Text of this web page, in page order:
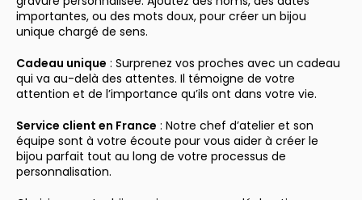
importantes, ou des mots doux, pour créer un bijou
unique chargé de sens.
Cadeau unique : Surprenez vos proches avec un cadeau
qui va au-delà des attentes. Il témoigne de votre
attention et de l’importance qu’ils ont dans votre vie.
Service client en France : Notre chef d’atelier et son
équipe sont à votre écoute pour vous aider à créer le
bijou parfait tout au long de votre processus de
personnalisation.